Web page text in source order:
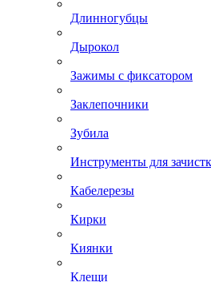
Длинногубцы
Дырокол
Зажимы с фиксатором
Заклепочники
Зубила
Инструменты для
Кабелерезы
Кирки
Киянки
Клещи